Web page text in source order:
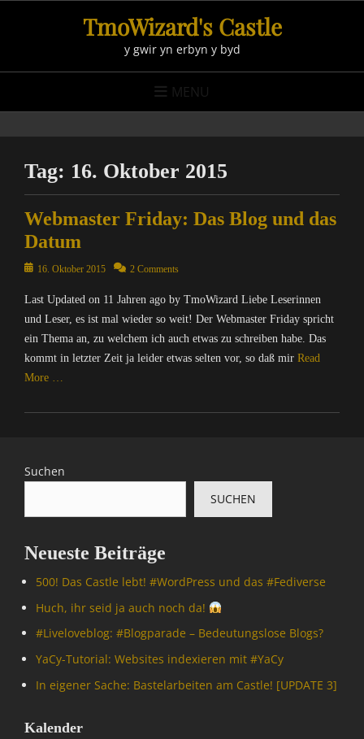
TmoWizard's Castle
y gwir yn erbyn y byd
MENU
Tag: 16. Oktober 2015
Webmaster Friday: Das Blog und das
Datum
Posted16. Oktober 2015 2 Comments
Last Updated on 11 Jahren ago by TmoWizard Liebe Leserinnen
und Leser, es ist mal wieder so weit! Der Webmaster Friday spricht
ein Thema an, zu welchem ich auch etwas zu schreiben habe. Das
kommt in letzter Zeit ja leider etwas selten vor, so daß mir Read
More …
Categories
p
t
r
I
e
e
Suchen
SUCHEN
Neueste Beiträge
500! Das Castle lebt! #WordPress und das #Fediverse
Huch, ihr seid ja auch noch da!
#Livelove­blog: #Blogparade – Bedeutungslose Blogs?
YaCy-Tutorial: Websites indexieren mit #YaCy
In eigener Sache: Bastelarbeiten am Castle! [UPDATE 3]
Kalender